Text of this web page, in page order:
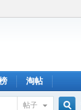
淘帖
帖子